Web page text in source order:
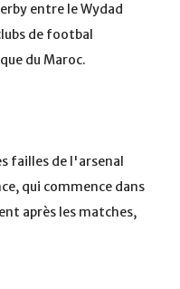
entre le Wydad
de footbal
du Maroc.
failles de l'arsenal
qui commence dans
après les matches,